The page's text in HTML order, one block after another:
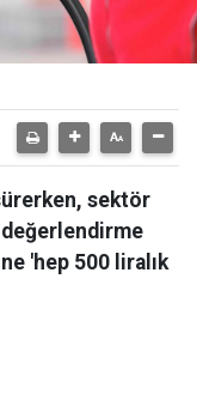
sektör
'hep 500 liralık